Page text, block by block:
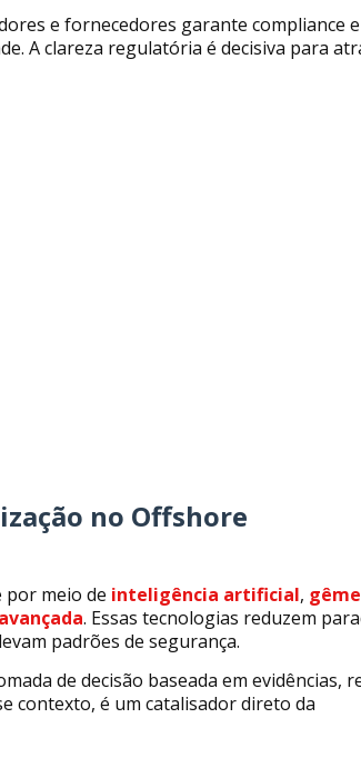
e fornecedores garante compliance e
A clareza regulatória é decisiva para
no Offshore
meio de inteligência artificial,
. Essas tecnologias reduzem
padrões de segurança.
de decisão baseada em evidências,
contexto, é um catalisador direto da